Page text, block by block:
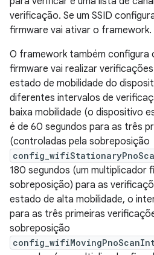
verificação. Se um SSID
firmware vai ativar o framework.
O framework também configura
firmware vai realizar
estado de mobilidade do
diferentes intervalos de
baixa mobilidade (o dispositivo
é de 60 segundos para as três
(controladas pela sobreposição
180 segundos (um multiplicador
sobreposição) para as
estado de alta mobilidade, o
para as três primeiras
sobreposição